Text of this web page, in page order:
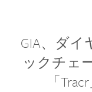
GIA、ダ
ックチェ
「